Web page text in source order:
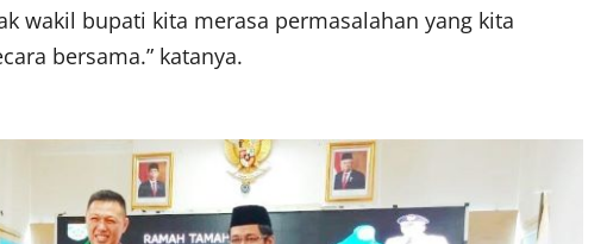
wakil bupati kita merasa permasalahan yang kita
bersama.” katanya.